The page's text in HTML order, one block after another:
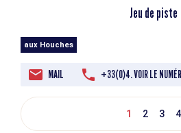
Jeu de piste
aux Houches
MAIL +33(0)4. VOIR LE
1 2 3 4